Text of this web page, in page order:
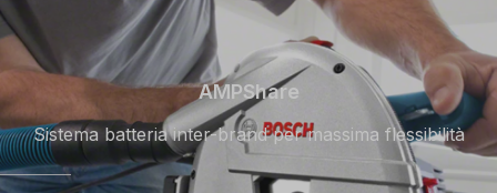
AMPShare
Sistema batteria inter-brand per massima flessibilità